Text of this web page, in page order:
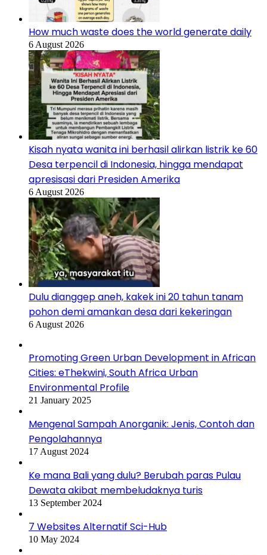
How much waste does the world generate daily
6 August 2026
Kisah nyata wanita ini berhasil alirkan listrik ke 60
Desa terpencil di Indonesia, hingga mendapat
apresisasi dari Presiden Amerika
6 August 2026
Dulu dianggep aneh, kakek ini 20 tahun tanam
pohon demi amankan desa dari kekeringan
6 August 2026
Promoting Green Urban Development in African
Cities: eThekwini, South Africa Urban
Environmental Profile
21 January 2025
Mengenal Sampah Anorganik: Jenis, Contoh dan
Pengolahannya
17 August 2024
Ke mana Bali yang dulu? Berubah paras Pulau
Dewata akibat membeludaknya turis
13 September 2024
7 Websites Alternatif Sci-Hub
10 May 2024